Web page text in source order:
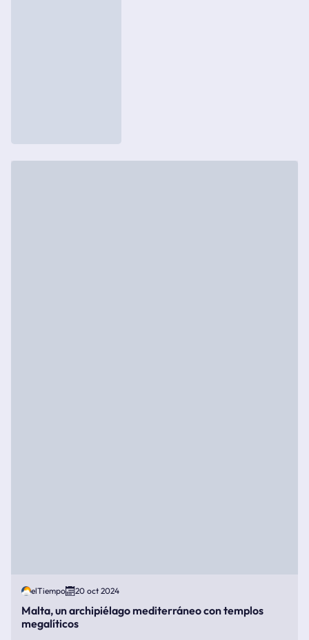
elTiempo 20 oct 2024
Malta, un archipiélago mediterráneo con templos
megalíticos